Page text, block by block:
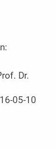
Dr.
05-10